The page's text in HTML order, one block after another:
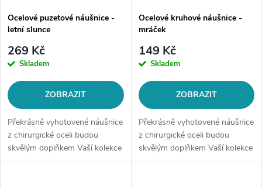
Ocelové puzetové náušnice -
letní slunce
269 Kč
Skladem
ZOBRAZIT
Překrásně vyhotovené náušnice
z chirurgické oceli budou
skvělým doplňkem Vaší kolekce
šperků. Materiál: chirurgická
Ocelové kruhové náušnice -
mráček
149 Kč
Skladem
ZOBRAZIT
Překrásně vyhotovené náušnice
z chirurgické oceli budou
skvělým doplňkem Vaší kolekce
šperků. Materiál: chirurgická